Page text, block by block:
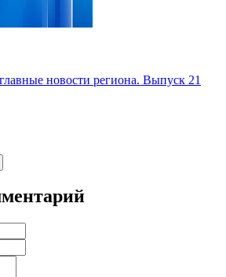
новости региона. Выпуск 21